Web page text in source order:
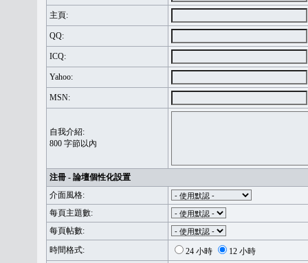
主頁:
QQ:
ICQ:
Yahoo:
MSN:
自我介紹:
800 字節以內
注冊 - 論壇個性化設置
介面風格:
每頁主題數:
每頁帖數:
時間格式:
24 小時
12 小時